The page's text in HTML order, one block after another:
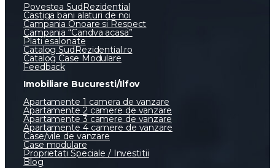
Povestea SudRezidential
Castiga bani alaturi de noi
Campania Onoare si Respect
Campania “Candva acasa”
Plati esalonate
Catalog SudRezidential.ro
Catalog Case Modulare
Feedback
Imobiliare Bucuresti/Ilfov
Apartamente 1 camera de vanzare
Apartamente 2 camere de vanzare
Apartamente 3 camere de vanzare
Apartamente 4 camere de vanzare
Case/vile de vanzare
Case modulare
Proprietati Speciale / Investitii
Blog